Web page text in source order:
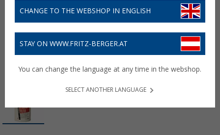
CHANGE TO THE WEBSHOP IN ENGLISH
STAY ON WWW.FRITZ-BERGER.AT
You can change the language at any time in the webshop.
SELECT ANOTHER LANGUAGE